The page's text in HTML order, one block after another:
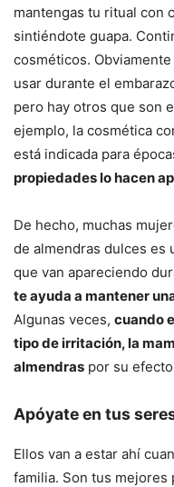
mantengas tu ritual con
sintiéndote guapa.
cosméticos.
usar durante el
pero hay otros que son
ejemplo, la cosmética
está indicada para
propiedades lo hacen
De hecho, muchas
de almendras dulces es
que van apareciendo
te ayuda a mantener
Algunas veces, cuando
tipo de irritación, la
almendras por su
Apóyate en tus
Ellos van a estar ahí
familia. Son tus mejores